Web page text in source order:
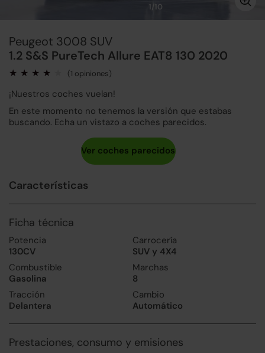
1/10
Peugeot 3008 SUV
1.2 S&S PureTech Allure EAT8 130 2020
(1 opiniones)
¡Nuestros coches vuelan!
En este momento no tenemos la versión que estabas
buscando. Echa un vistazo a coches parecidos.
Características
Ficha técnica
Potencia
130CV
Carrocería
SUV y 4X4
Combustible
Gasolina
Marchas
8
Tracción
Delantera
Cambio
Automático
Prestaciones, consumo y emisiones